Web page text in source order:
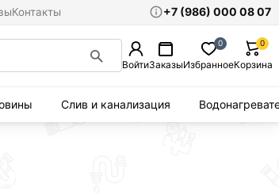
Контакты +7 (986) 000 08 07
ВойтиЗаказыИзбранное
0
Корзина
0
Слив и канализация